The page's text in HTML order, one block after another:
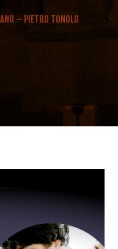
– PIETRO TONOLO